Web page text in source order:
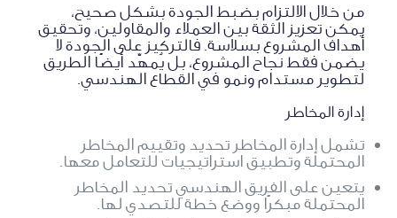
من خلال الالتزام بضبط الجودة بشكل صحيح،
يمكن تعزيز الثقة بين العملاء والمقاولين، وتحقيق
أهداف المشروع بسلاسة. فالتركيز على الجودة لا
يضمن فقط نجاح المشروع، بل يُمهِّد أيضًا الطريق
لتطوير مستدام ونمو في القطاع الهندسي.
إدارة المخاطر
تشمل إدارة المخاطر تحديد وتقييم المخاطر
المحتملة وتطبيق استراتيجيات للتعامل معها.
يتعين على الفريق الهندسي تحديد المخاطر
المحتملة مبكرًا ووضع خطة للتصدي لها.